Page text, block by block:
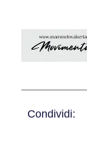
Condividi: